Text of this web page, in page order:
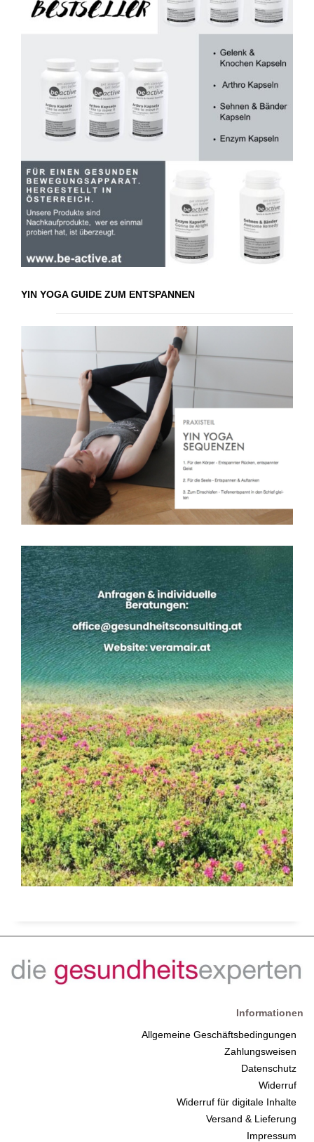
YIN YOGA GUIDE ZUM ENTSPANNEN
Informationen
Allgemeine Geschäftsbedingungen
Zahlungsweisen
Datenschutz
Widerruf
Widerruf für digitale Inhalte
Versand & Lieferung
Impressum